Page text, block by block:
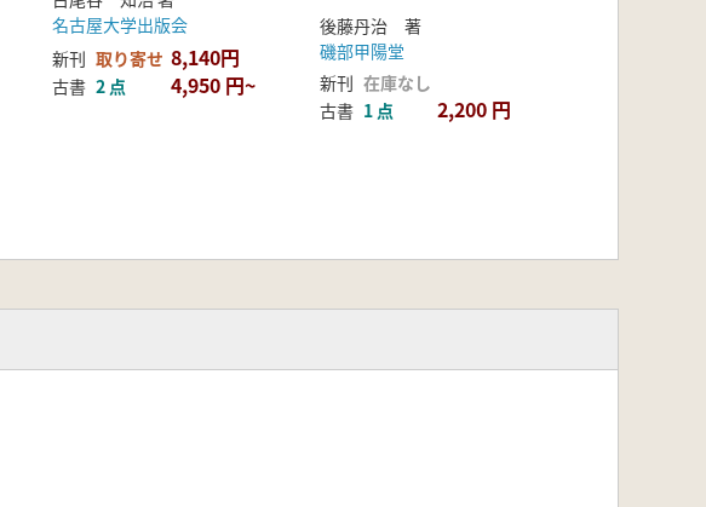
名古屋大学出版会
新刊 取り寄せ 8,140円
古書 2 点 4,950 円~
後藤丹治 著
磯部甲陽堂
新刊 在庫なし
古書 1 点 2,200 円